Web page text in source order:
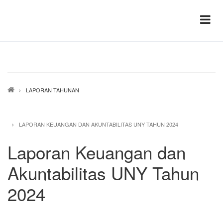
Breadcrumb
LAPORAN TAHUNAN
LAPORAN KEUANGAN DAN AKUNTABILITAS UNY TAHUN 2024
Laporan Keuangan dan
Akuntabilitas UNY Tahun
2024